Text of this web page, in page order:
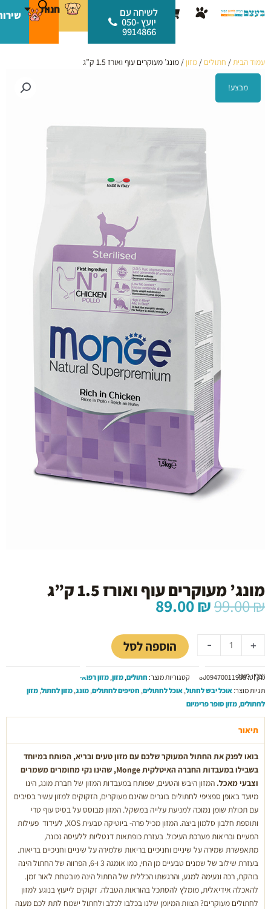
לתוכן
עגלת
קניות
לשיחה עם
יועץ 050-
9914866
חנות
עמוד הבית/ חתולים / מזון / מונג’ מעוקרים עוף ואורז 1.5 ק”ג
מבצע!
מונג’ מעוקרים עוף ואורז 1.5 ק”ג
99.00₪ המחיר
המקורי
היה:
99.00 ₪.
89.00₪ המחיר
הוא:
89.00 ₪. -
של
מונג’
עוף
ואורז
1.5
ק”ג
+ הוספה לסל
יצרן: מונג
מק"ט:8009470011938 קטגוריות מוצר: חתולים,מזון,מזון רפואי
תגיות מוצר:אוכל יבש לחתול,אוכל לחתולים, חטיפים לחתולים,מונג,מזון לחתול,מזון
לחתולים,מזון סופר פרימיום
תיאור
בואו לפנק את החתול המעוקר שלכם עם מזון טעים ובריא, הפותח במיוחד
בשבילו במעבדות החברה האיטלקיתMonge, שהינו נקי מחומרים משמרים
וצבעי מאכל. המזון היבש והטעים, שפותח במעבדות המזון של חברת מונג, הינו
מיועד באופן ספציפי לחתולים בוגרים שהינם מעוקרים, הזקוקים למזון עשיר בסיבים
עם תכולת שומן נמוכה למניעת עלייה במשקל. המזון מבוסס על בסיס עוף טרי
ותוספת חלבון סלמון ביצה. המזון מכיל פרה- ביוטיקה טבעית XOS, לעידוד פעילות
המעיים ובריאות מערכת העיכול. בעזרת כופתאות דנטליות ללעיסה נכונה,
מתאפשרת שמירה על שיניים וחניכיים בריאות שלמירה על שיניים וחניכיים בריאות.
בעזרת שילוב של שמנים טבעיים מן החי, כמו אומגה 3 ו-6, הפרווה של החתול הינה
בוהקת, רכה ונעימה למגע, והרגשתו הכללית של החתול הינה מובטחת לאור זמן.
להאכלה אידיאלית, מומלץ להסתכל בהוראות הטבלה. זקוקים לייעוץ בנוגע למזון
לחתולים מעוקרים? הצוות המיומן שלנו בכלבו לכלב ולחתול ישמח לתת לכם מענה